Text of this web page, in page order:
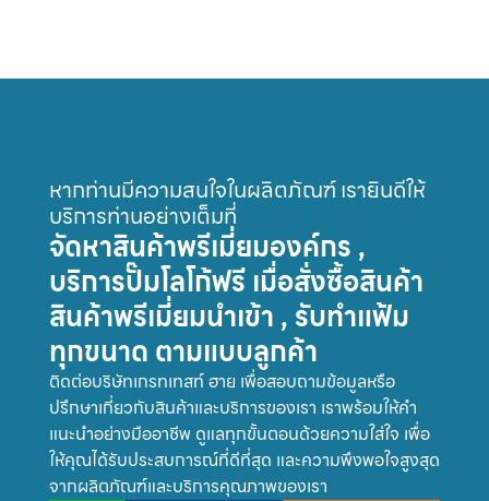
หากท่านมีความสนใจในผลิตภัณฑ์ เรายินดีให้
บริการท่านอย่างเต็มที่
จัดหาสินค้าพรีเมี่ยมองค์กร ,
บริการปั๊มโลโก้ฟรี เมื่อสั่งซื้อสินค้า
สินค้าพรีเมี่ยมนำเข้า , รับทำแฟ้ม
ทุกขนาด ตามแบบลูกค้า
ติดต่อบริษัทเกรทเทสท์ ฮาย เพื่อสอบถามข้อมูลหรือ
ปรึกษาเกี่ยวกับสินค้าและบริการของเรา เราพร้อมให้คำ
แนะนำอย่างมืออาชีพ ดูแลทุกขั้นตอนด้วยความใส่ใจ เพื่อ
ให้คุณได้รับประสบการณ์ที่ดีที่สุด และความพึงพอใจสูงสุด
จากผลิตภัณฑ์และบริการคุณภาพของเรา